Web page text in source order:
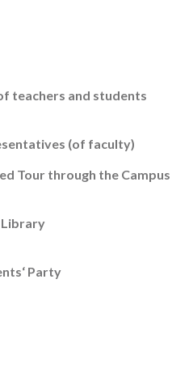
teachers and students
(of faculty)
Tour through the Campus
Party